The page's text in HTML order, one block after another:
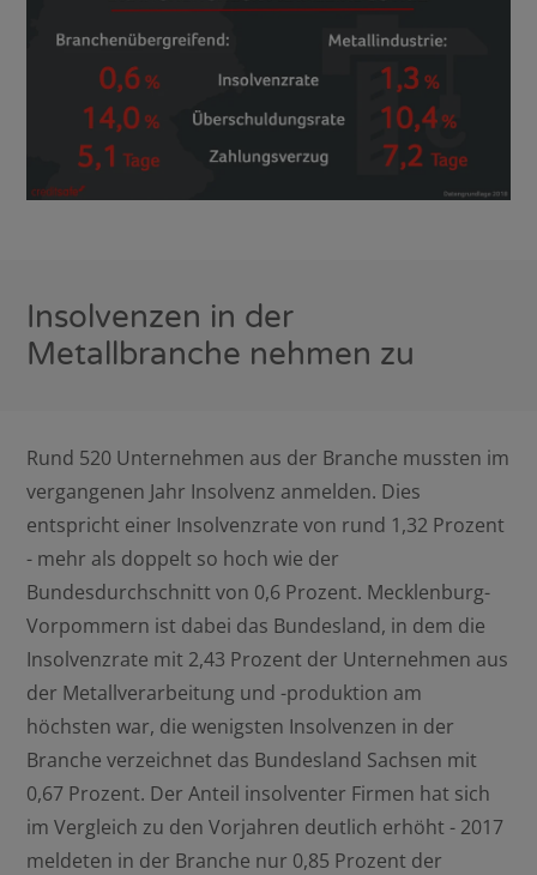
Insolvenzen in der
Metallbranche nehmen zu
Rund 520 Unternehmen aus der Branche mussten im
vergangenen Jahr Insolvenz anmelden. Dies
entspricht einer Insolvenzrate von rund 1,32 Prozent
- mehr als doppelt so hoch wie der
Bundesdurchschnitt von 0,6 Prozent. Mecklenburg-
Vorpommern ist dabei das Bundesland, in dem die
Insolvenzrate mit 2,43 Prozent der Unternehmen aus
der Metallverarbeitung und -produktion am
höchsten war, die wenigsten Insolvenzen in der
Branche verzeichnet das Bundesland Sachsen mit
0,67 Prozent. Der Anteil insolventer Firmen hat sich
im Vergleich zu den Vorjahren deutlich erhöht - 2017
meldeten in der Branche nur 0,85 Prozent der